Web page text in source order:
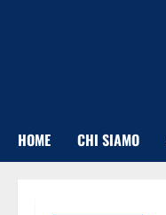
HOME CHI SIAMO